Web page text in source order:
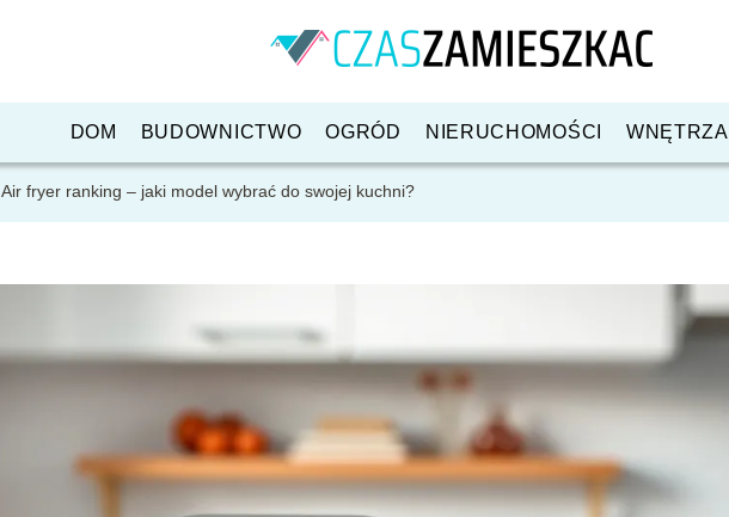
DOM BUDOWNICTWO OGRÓD NIERUCHOMOŚCI WNĘTRZA
Air fryer ranking – jaki model wybrać do swojej kuchni?